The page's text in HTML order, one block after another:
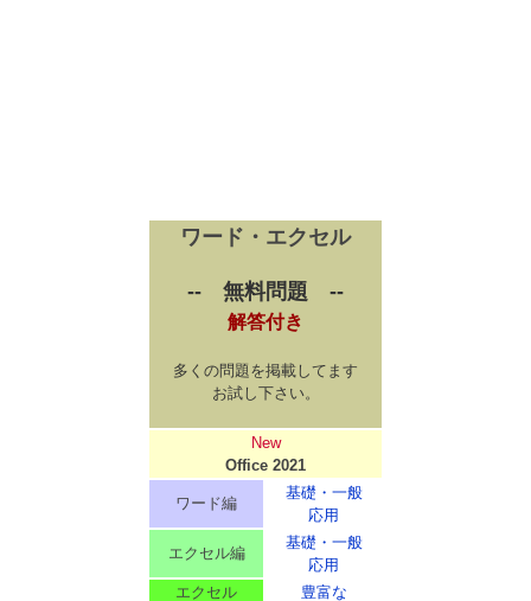
ワード・エクセル
-- 無料問題 --
解答付き
多くの問題を掲載してます
お試し下さい。
New
Office 2021
ワード編
基礎・一般
応用
エクセル編
基礎・一般
応用
エクセル
豊富な